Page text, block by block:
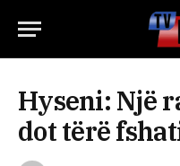
Hyseni: Një
dot tërë